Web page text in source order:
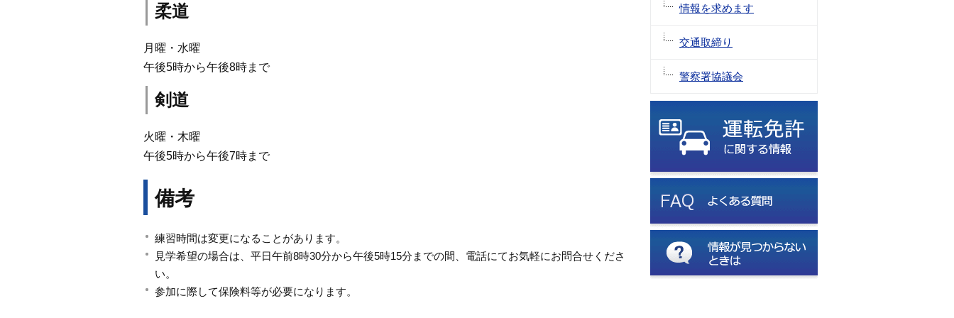
柔道
月曜・水曜
午後5時から午後8時まで
剣道
火曜・木曜
午後5時から午後7時まで
備考
練習時間は変更になることがあります。
見学希望の場合は、平日午前8時30分から午後5時15分までの間、電話にてお気軽にお問合せくださ
い。
参加に際して保険料等が必要になります。
情報を求めます
交通取締り
警察署協議会